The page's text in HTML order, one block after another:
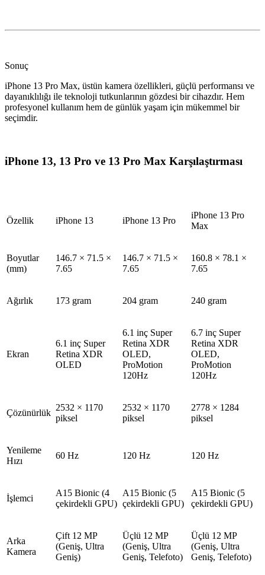
Sonuç
iPhone 13 Pro Max, üstün kamera özellikleri, güçlü performansı ve
dayanıklılığı ile teknoloji tutkunlarının gözdesi bir cihazdır. Hem
profesyonel kullanım hem de günlük yaşam için mükemmel bir
seçimdir.
iPhone 13, 13 Pro ve 13 Pro Max Karşılaştırması
Özellik iPhone 13 iPhone 13 Pro
iPhone 13 Pro
Max
Boyutlar
(mm)
146.7 × 71.5 ×
7.65
146.7 × 71.5 ×
7.65
160.8 × 78.1 ×
7.65
Ağırlık 173 gram 204 gram 240 gram
Ekran
6.1 inç Super
Retina XDR
OLED
6.1 inç Super
Retina XDR
OLED,
ProMotion
120Hz
6.7 inç Super
Retina XDR
OLED,
ProMotion
120Hz
Çözünürlük
2532 × 1170
piksel
2532 × 1170
piksel
2778 × 1284
piksel
Yenileme
Hızı
60 Hz 120 Hz 120 Hz
İşlemci
A15 Bionic (4
çekirdekli GPU)
A15 Bionic (5
çekirdekli GPU)
A15 Bionic (5
çekirdekli GPU)
Arka
Kamera
Çift 12 MP
(Geniş, Ultra
Geniş)
Üçlü 12 MP
(Geniş, Ultra
Geniş, Telefoto)
Üçlü 12 MP
(Geniş, Ultra
Geniş, Telefoto)